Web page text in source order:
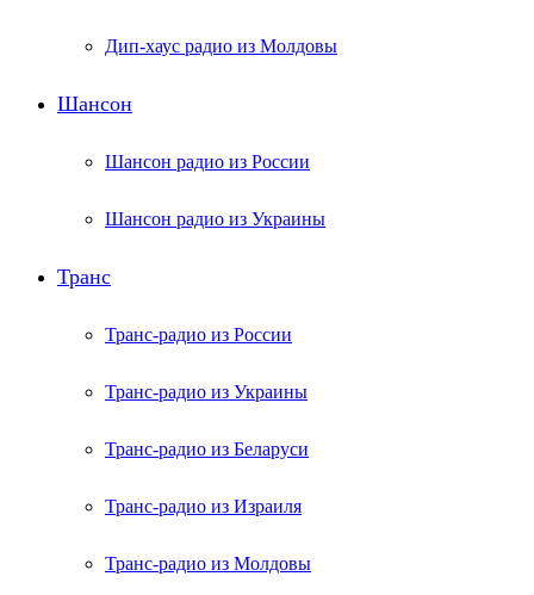
Дип-хаус радио из Молдовы
Шансон
Шансон радио из России
Шансон радио из Украины
Транс
Транс-радио из России
Транс-радио из Украины
Транс-радио из Беларуси
Транс-радио из Израиля
Транс-радио из Молдовы